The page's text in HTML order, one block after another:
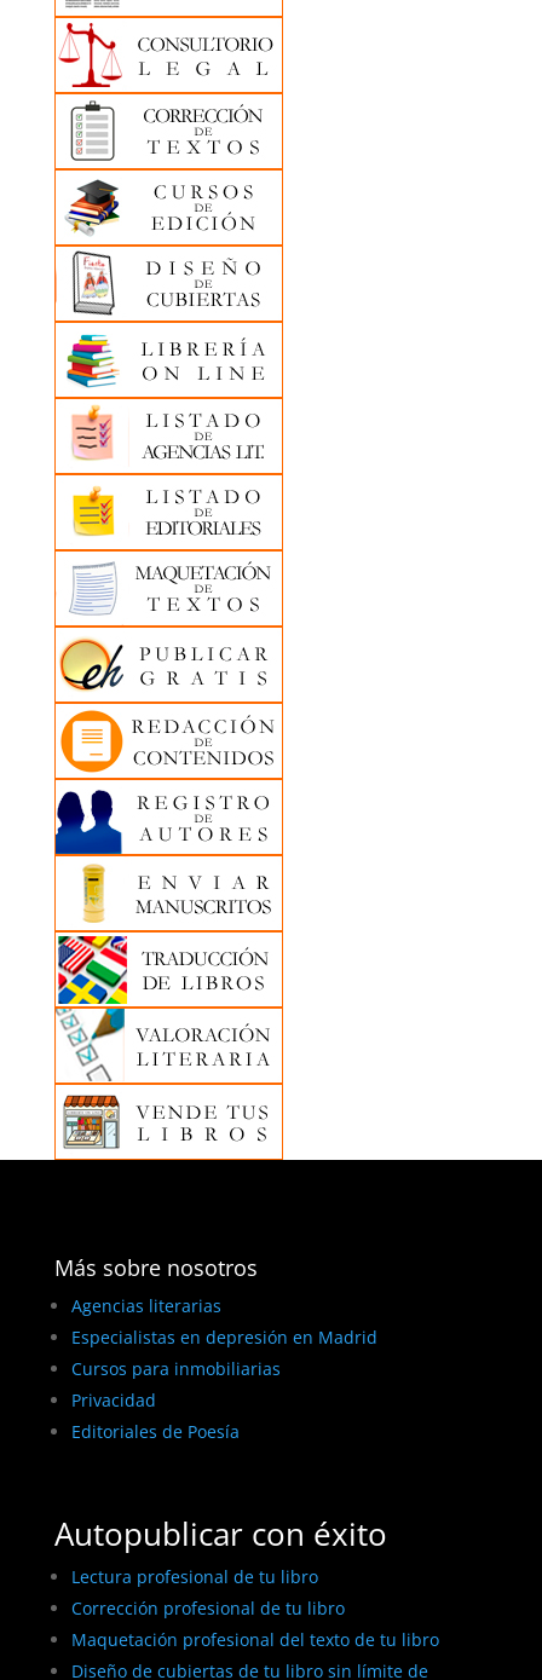
Más sobre nosotros
Agencias literarias
Especialistas en depresión en Madrid
Cursos para inmobiliarias
Privacidad
Editoriales de Poesía
Autopublicar con éxito
Lectura profesional de tu libro
Corrección profesional de tu libro
Maquetación profesional del texto de tu libro
Diseño de cubiertas de tu libro sin límite de